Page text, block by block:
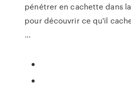
pénétrer en cachette dans
pour découvrir ce qu'il
...